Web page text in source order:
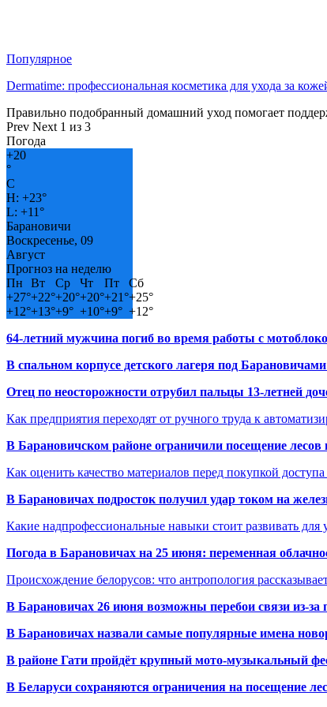
Популярное
Dermatime: профессиональная косметика для ухода за
Правильно подобранный домашний уход помогает
Prev Next 1 из 3
Погода
+20
°
C
H: +23°
L: +11°
Барановичи
Воскресенье, 09
Август
Прогноз на неделю
Пн
Вт Ср Чт Пт
Сб
+27°+22°+20°+20°+21°+25°
+12°+13°+9° +10°+9° +12°
64-летний мужчина погиб во время работы с
В спальном корпусе детского лагеря под
Отец по неосторожности отрубил пальцы 13-летней
Как предприятия переходят от ручного труда к
В Барановичском районе ограничили посещение лесов
Как оценить качество материалов перед покупкой
В Барановичах подросток получил удар током на
Какие надпрофессиональные навыки стоит развивать
Погода в Барановичах на 25 июня: переменная
Происхождение белорусов: что антропология
В Барановичах 26 июня возможны перебои связи из-за
В Барановичах назвали самые популярные имена
В районе Гати пройдёт крупный мото-музыкальный
В Беларуси сохраняются ограничения на посещение